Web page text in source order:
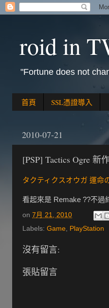
roid in
"Fortune does not
首頁 SSL憑證導入
2010-07-21
[PSP] Tactics Ogre 新
タクティクスオウガ 運命
看起來是 Remake ??不過
on 7月 21, 2010
Labels: Game, PlayStation
沒有留言:
張貼留言